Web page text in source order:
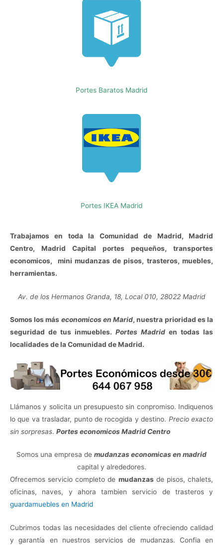
Portes Baratos Madrid
Portes IKEA Madrid
Trabajamos en toda la Comunidad de Madrid, Madrid
Centro, Madrid Capital portes pequeños, transportes
economicos, mini mudanzas de pisos, trasteros, muebles,
herramientas.
Av. de los Hermanos Granda, 18, Local 010, 28022 Madrid
Somos los más economicos en Marid, nuestra prioridad es la
seguridad de tus inmuebles. Portes Madrid en todas las
localidades de la Comunidad de Madrid.
Llámanos y solicita un presupuesto sin conpromiso. Indiquenos
lo que va trasladar, punto de rocogida y destino. Precio exacto
sin sorpresas. Portes economicos Madrid Centro
Somos una empresa de mudanzas economicas en madrid
capital y alrededores.
Ofrecemos servicio completo de mudanzas de pisos, chalets,
oficinas, naves, y ahora tambien servicio de trasteros y
guardamuebles en Madrid
Cubrimos todas las necesidades del cliente ofreciendo calidad
y garantía en nuestros servicios de mudanzas. Confia en